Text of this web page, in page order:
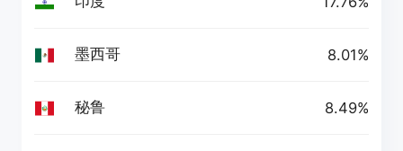
墨西哥 8.01%
秘鲁 8.49%